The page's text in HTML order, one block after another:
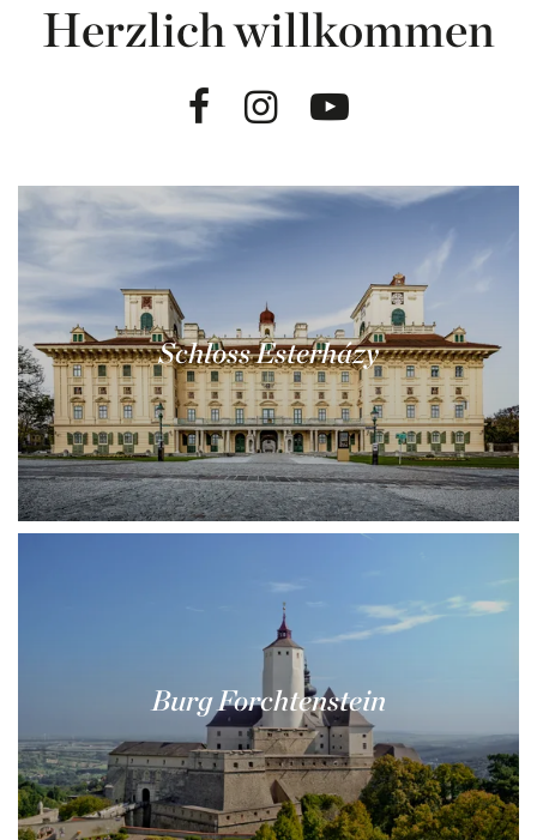
Herzlich willkommen
FacebookInstagram
Schloss Esterházy
Burg Forchtenstein